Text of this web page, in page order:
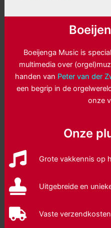
Boeijenga Music is
multimedia over
handen van Peter van der
een begrip in de
onze
Onze
Grote vakkennis op
Uitgebreide en
Vaste